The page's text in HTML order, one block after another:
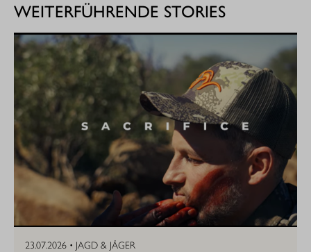
WEITERFÜHRENDE STORIES
23.07.2026 • JAGD & JÄGER